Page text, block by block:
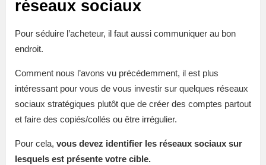
réseaux sociaux
Pour séduire l’acheteur, il faut aussi communiquer au bon
endroit.
Comment nous l’avons vu précédemment, il est plus
intéressant pour vous de vous investir sur quelques réseaux
sociaux stratégiques plutôt que de créer des comptes partout
et faire des copiés/collés ou être irrégulier.
Pour cela, vous devez identifier les réseaux sociaux sur
lesquels est présente votre cible.